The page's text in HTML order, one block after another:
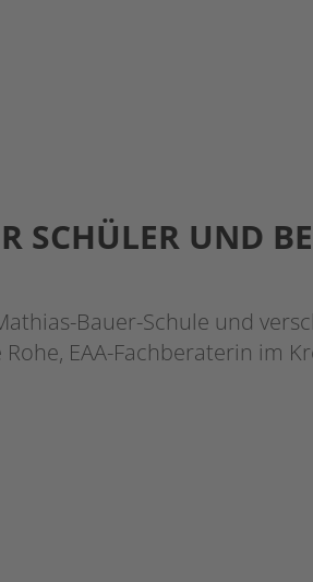
SCHÜLER UND
Bauer-Schule und
EAA-Fachberaterin im